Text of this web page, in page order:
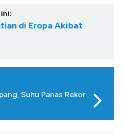
di Eropa Akibat
Suhu Panas Rekor